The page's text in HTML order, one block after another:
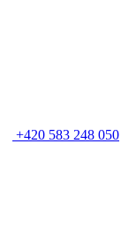
+420 583 248 050